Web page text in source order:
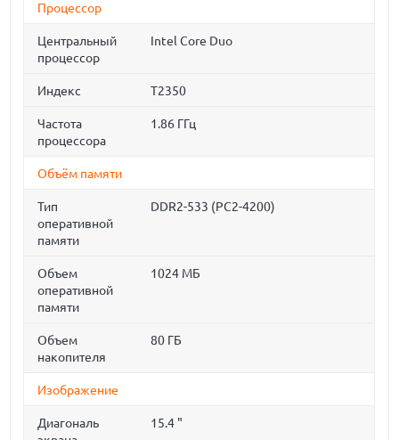
Процессор
Центральный
процессор
Intel Core Duo
Индекс T2350
Частота
процессора
1.86 ГГц
Объём памяти
Тип
оперативной
памяти
DDR2-533 (PC2-4200)
Объем
оперативной
памяти
1024 МБ
Объем
накопителя
80 ГБ
Изображение
Диагональ
15.4 "